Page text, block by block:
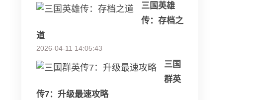
三国英雄
传：存档之
道
2026-04-11 14:05:43
三国
群英
传7：升级最速攻略